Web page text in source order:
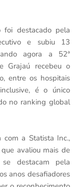
foi destacado pela
e subiu 13
agora a 52ª
Grajaú recebeu o
entre os hospitais
é o único
no ranking global
com a Statista Inc.,
avaliou mais de
destacam pela
anos desafiadores